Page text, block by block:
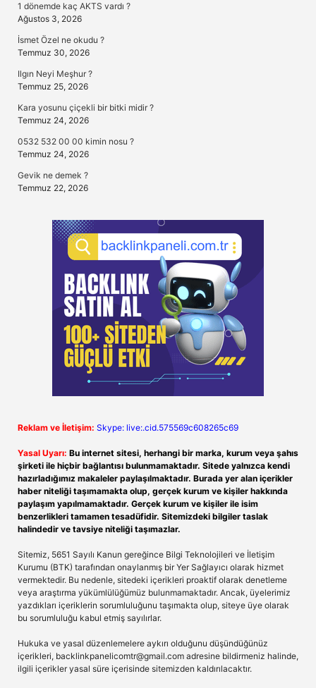
1 dönemde kaç AKTS vardı ?
Ağustos 3, 2026
İsmet Özel ne okudu ?
Temmuz 30, 2026
Ilgın Neyi Meşhur ?
Temmuz 25, 2026
Kara yosunu çiçekli bir bitki midir ?
Temmuz 24, 2026
0532 532 00 00 kimin nosu ?
Temmuz 24, 2026
Gevik ne demek ?
Temmuz 22, 2026
Reklam ve İletişim: Skype: live:.cid.575569c608265c69
Yasal Uyarı: Bu internet sitesi, herhangi bir marka, kurum veya şahıs
şirketi ile hiçbir bağlantısı bulunmamaktadır. Sitede yalnızca kendi
hazırladığımız makaleler paylaşılmaktadır. Burada yer alan içerikler
haber niteliği taşımamakta olup, gerçek kurum ve kişiler hakkında
paylaşım yapılmamaktadır. Gerçek kurum ve kişiler ile isim
benzerlikleri tamamen tesadüfidir. Sitemizdeki bilgiler taslak
halindedir ve tavsiye niteliği taşımazlar.
Sitemiz, 5651 Sayılı Kanun gereğince Bilgi Teknolojileri ve İletişim
Kurumu (BTK) tarafından onaylanmış bir Yer Sağlayıcı olarak hizmet
vermektedir. Bu nedenle, sitedeki içerikleri proaktif olarak denetleme
veya araştırma yükümlülüğümüz bulunmamaktadır. Ancak, üyelerimiz
yazdıkları içeriklerin sorumluluğunu taşımakta olup, siteye üye olarak
bu sorumluluğu kabul etmiş sayılırlar.
Hukuka ve yasal düzenlemelere aykırı olduğunu düşündüğünüz
içerikleri, backlinkpanelicomtr@gmail.com adresine bildirmeniz halinde,
ilgili içerikler yasal süre içerisinde sitemizden kaldırılacaktır.